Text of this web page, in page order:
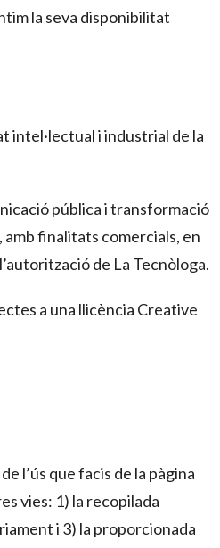
la seva disponibilitat
intel·lectual i industrial de la
pública i transformació
finalitats comercials, en
de La Tecnòloga.
a una llicència Creative
l’ús que facis de la pàgina
vies: 1) la recopilada
i 3) la proporcionada